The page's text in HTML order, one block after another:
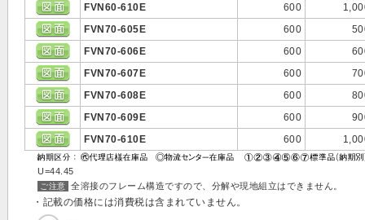
FVN60-610E
600
FVN70-605E
600
FVN70-606E
600
FVN70-607E
600
FVN70-608E
600
FVN70-609E
600
FVN70-610E
600
U=44.45
ご注意 全溶接のフレーム構造ですので、分解や現地組立はできません。
・記載の価格には消費税は含まれていません。